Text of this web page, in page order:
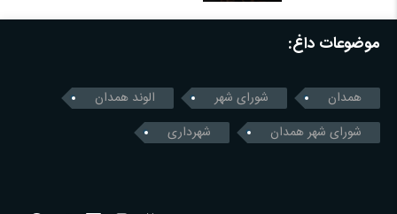
موضوعات داغ:
همدان شورای شهر
الوند همدان
شورای شهر همدان
شهرداری